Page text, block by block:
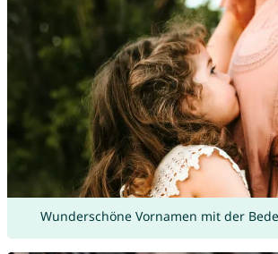
Wunderschöne Vornamen mit der